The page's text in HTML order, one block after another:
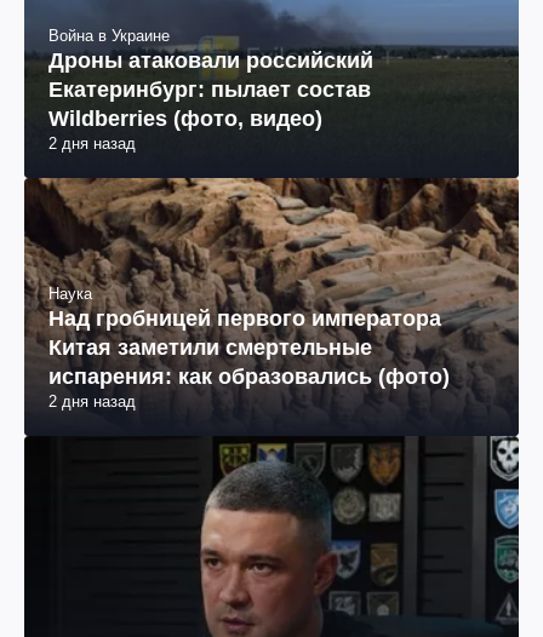
Война в Украине
Дроны атаковали российский
Екатеринбург: пылает состав
Wildberries (фото, видео)
2 дня назад
Наука
Над гробницей первого императора
Китая заметили смертельные
испарения: как образовались (фото)
2 дня назад